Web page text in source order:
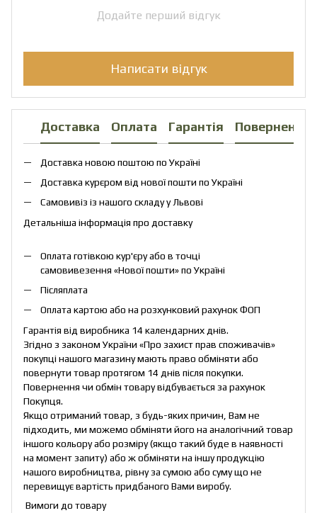
Додайте перший відгук
Написати відгук
Доставка Оплата Гарантія Повернення
Доставка новою поштою по Україні
Доставка курєром від нової пошти по Україні
Самовивіз із нашого складу у Львові
Детальніша інформація про доставку
Оплата готівкою кур'єру або в точці
самовивезення «Нової пошти» по Україні
Післяплата
Оплата картою або на розхунковий рахунок ФОП
Гарантія від виробника 14 календарних днів.
Згідно з законом України «Про захист прав споживачів»
покупці нашого магазину мають право обміняти або
повернути товар протягом 14 днів після покупки.
Повернення чи обмін товару відбувається за рахунок
Покупця.
Якщо отриманий товар, з будь-яких причин, Вам не
підходить, ми можемо обміняти його на аналогічний товар
іншого кольору або розміру (якщо такий буде в наявності
на момент запиту) або ж обміняти на іншу продукцію
нашого виробництва, рівну за сумою або суму що не
перевищує вартість придбаного Вами виробу.
Вимоги до товару